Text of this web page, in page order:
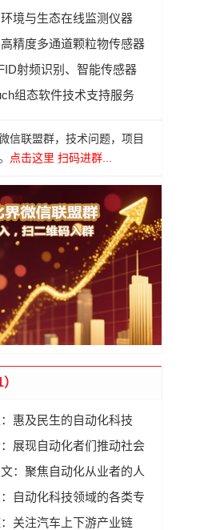
境与生态在线监测仪器
精度多通道颗粒物传感器
射频识别、智能传感器
组态软件技术支持服务
信联盟群，技术问题，项目
点击这里 扫码进群...
惠及民生的自动化科技
展现自动化者们推动社会
亮声音
：聚焦自动化从业者的人
自动化科技领域的各类专
资讯
关注汽车上下游产业链